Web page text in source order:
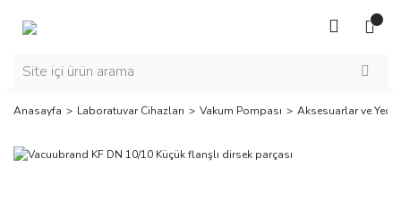
Anasayfa Laboratuvar Cihazları Vakum Pompası Aksesuarlar ve